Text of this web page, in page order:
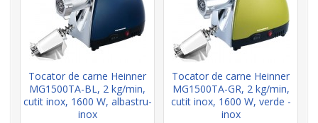
Tocator de carne Heinner
MG1500TA-BL, 2 kg/min,
cutit inox, 1600 W, albastru-
inox
Tocator de carne Heinner
MG1500TA-GR, 2 kg/min,
cutit inox, 1600 W, verde -
inox